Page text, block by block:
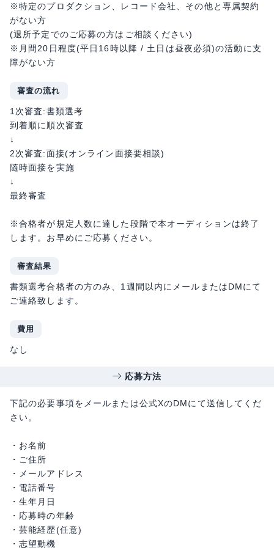
※特定のプロダクション、レコード会社、その他と専属契約
がない方
(退所予定でのご応募の方はご相談ください)
※月間20日程度(平日16時以降 / 土日は昼夜必須)の活動に支
障がない方
審査の流れ
1次審査:書類選考
到着順に順次審査
↓
2次審査:面接(オンライン面接要相談)
随時面接を実施
↓
最終審査
※合格者が規定人数に達した段階で本オーディションは終了
します。お早めにご応募ください。
審査結果
書類選考合格者の方のみ、1週間以内にメールまたはDMにて
ご連絡致します。
費用
なし
応募方法
下記の必要事項をメールまたは公式XのDMにて送信してくだ
さい。
・お名前
・ご住所
・メールアドレス
・電話番号
・生年月日
・応募時の年齢
・芸能経歴(任意)
・志望動機